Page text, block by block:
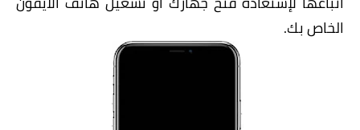
الخاص بك.